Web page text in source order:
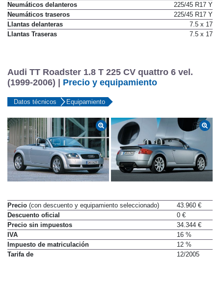
Neumáticos delanteros
225/45 R17 Y
Neumáticos traseros
225/45 R17 Y
Llantas delanteras
7.5 x 17
Llantas Traseras
7.5 x 17
Audi TT Roadster 1.8 T 225 CV quattro 6 vel.
(1999-2006) | Precio y equipamiento
Datos técnicos Equipamiento
Precio (con descuento y equipamiento seleccionado)
43.960 €
Descuento oficial
0 €
Precio sin impuestos
34.344 €
IVA
16 %
Impuesto de matriculación
12 %
Tarifa de
12/2005